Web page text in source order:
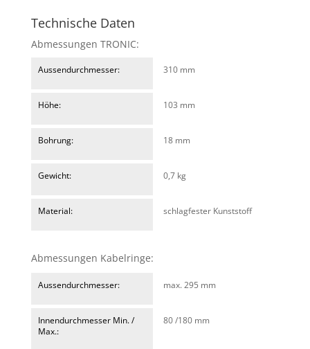
Technische Daten
Abmessungen TRONIC:
Aussendurchmesser: 310 mm
Höhe: 103 mm
Bohrung: 18 mm
Gewicht: 0,7 kg
Material: schlagfester Kunststoff
Abmessungen Kabelringe:
Aussendurchmesser: max. 295 mm
Innendurchmesser Min. /
Max.:
80 /180 mm